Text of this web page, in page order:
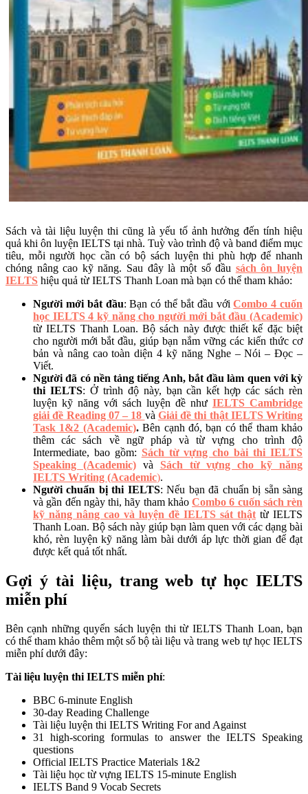
Sách và tài liệu luyện thi cũng là yếu tố ảnh hưởng đến tính hiệu
quả khi ôn luyện IELTS tại nhà. Tuỳ vào trình độ và band điểm mục
tiêu, mỗi người học cần có bộ sách luyện thi phù hợp để nhanh
chóng nâng cao kỹ năng. Sau đây là một số đầu sách ôn luyện
IELTS hiệu quả từ IELTS Thanh Loan mà bạn có thể tham khảo:
Người mới bắt đầu: Bạn có thể bắt đầu vớiCombo 4 cuốn
học IELTS 4 kỹ năng cho người mới bắt đầu (Academic)
từ IELTS Thanh Loan. Bộ sách này được thiết kế đặc biệt
cho người mới bắt đầu, giúp bạn nắm vững các kiến thức cơ
bản và nâng cao toàn diện 4 kỹ năng Nghe – Nói – Đọc –
Viết.
Người đã có nền tảng tiếng Anh, bắt đầu làm quen với kỳ
thi IELTS: Ở trình độ này, bạn cần kết hợp các sách rèn
luyện kỹ năng với sách luyện đề như IELTS Cambridge
giải đề Reading 07 – 18 và Giải đề thi thật IELTS Writing
Task 1&2 (Academic).Bên cạnh đó, bạn có thể tham khảo
thêm các sách về ngữ pháp và từ vựng cho trình độ
Intermediate, bao gồm: Sách từ vựng cho bài thi IELTS
Speaking (Academic)và Sách từ vựng cho kỹ năng
IELTS Writing (Academic).
Người chuẩn bị thi IELTS: Nếu bạn đã chuẩn bị sẵn sàng
và gần đến ngày thi, hãy tham khảo Combo 6 cuốn sách rèn
kỹ năng nâng cao và luyện đề IELTS sát thật từ IELTS
Thanh Loan. Bộ sách này giúp bạn làm quen với các dạng bài
khó, rèn luyện kỹ năng làm bài dưới áp lực thời gian để đạt
được kết quả tốt nhất.
Gợi ý tài liệu, trang web tự học IELTS
miễn phí
Bên cạnh những quyển sách luyện thi từ IELTS Thanh Loan, bạn
có thể tham khảo thêm một số bộ tài liệu và trang web tự học IELTS
miễn phí dưới đây:
Tài liệu luyện thi IELTS miễn phí:
BBC 6-minute English
30-day Reading Challenge
Tài liệu luyện thi IELTS Writing For and Against
31 high-scoring formulas to answer the IELTS Speaking
questions
Official IELTS Practice Materials 1&2
Tài liệu học từ vựng IELTS 15-minute English
IELTS Band 9 Vocab Secrets